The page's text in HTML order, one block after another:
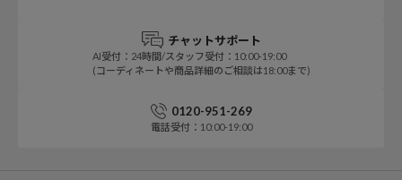
チャットサポート
AI受付：24時間/スタッフ受付：10:00-19:00
(コーディネートや商品詳細のご相談は18:00まで)
0120-951-269
電話受付：10:00-19:00